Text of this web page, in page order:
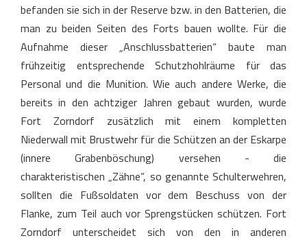
befanden sie sich in der Reserve bzw. in den Batterien, die
man zu beiden Seiten des Forts bauen wollte. Für die
Aufnahme dieser „Anschlussbatterien“ baute man
frühzeitig entsprechende Schutzhohlräume für das
Personal und die Munition. Wie auch andere Werke, die
bereits in den achtziger Jahren gebaut wurden, wurde
Fort Zorndorf zusätzlich mit einem kompletten
Niederwall mit Brustwehr für die Schützen an der Eskarpe
(innere Grabenböschung) versehen - die
charakteristischen „Zähne“, so genannte Schulterwehren,
sollten die Fußsoldaten vor dem Beschuss von der
Flanke, zum Teil auch vor Sprengstücken schützen. Fort
Zorndorf unterscheidet sich von den in anderen